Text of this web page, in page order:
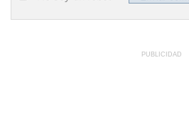
PUBLICIDAD